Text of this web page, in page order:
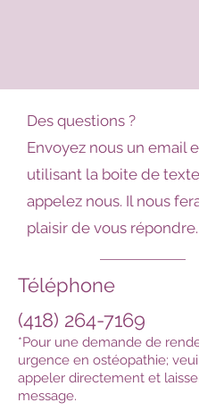
Des questions ?
Envoyez nous un email
utilisant la boite de
appelez nous. Il nous
plaisir de vous répondre.
Téléphone
(418) 264-7169
*Pour une demande de
urgence en ostéopathie;
appeler directement et
message.